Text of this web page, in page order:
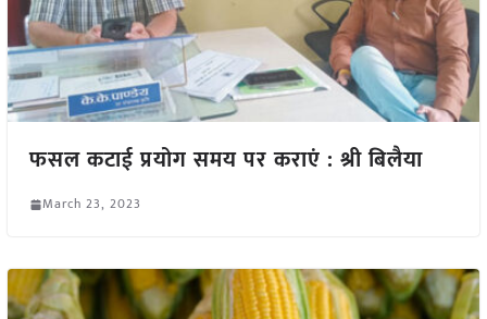
फसल कटाई प्रयोग समय पर कराएं : श्री बिलैया
March 23, 2023